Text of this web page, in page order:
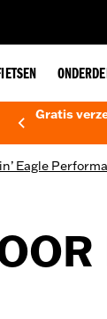
Gratis
Eagle